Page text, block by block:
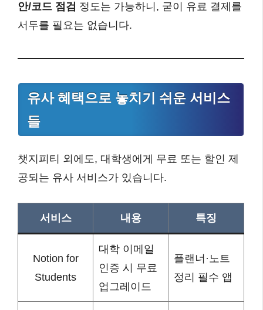
안/코드 점검 정도는 가능하니, 굳이 유료 결제를
서두를 필요는 없습니다.
유사 혜택으로 놓치기 쉬운 서비스
들
챗지피티 외에도, 대학생에게 무료 또는 할인 제
공되는 유사 서비스가 있습니다.
서비스 내용 특징
Notion for
Students
대학 이메일
인증 시 무료
업그레이드
플랜너·노트
정리 필수 앱